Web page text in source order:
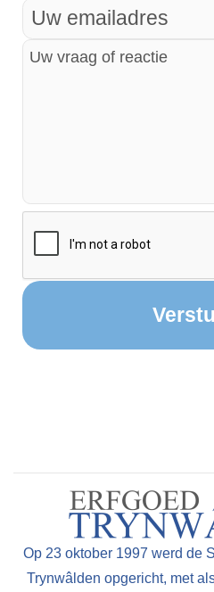
Op 23 oktober 1997 werd de
Trynwâlden opgericht, met